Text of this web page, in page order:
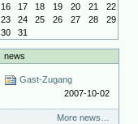
16
17 18 19 20 21
22
23
24 25 26 27 28
29
30
31
news
Gast-Zugang
2007-10-02
More news…